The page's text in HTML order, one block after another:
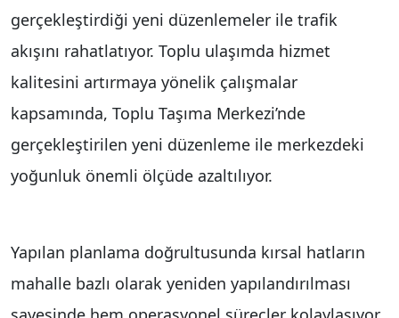
gerçekleştirdiği yeni düzenlemeler ile trafik
akışını rahatlatıyor. Toplu ulaşımda hizmet
kalitesini artırmaya yönelik çalışmalar
kapsamında, Toplu Taşıma Merkezi’nde
gerçekleştirilen yeni düzenleme ile merkezdeki
yoğunluk önemli ölçüde azaltılıyor.
Yapılan planlama doğrultusunda kırsal hatların
mahalle bazlı olarak yeniden yapılandırılması